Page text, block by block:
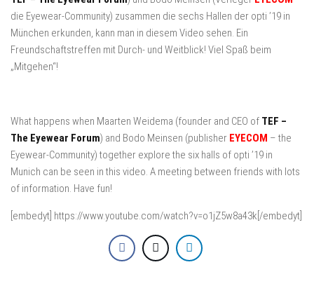
die Eyewear-Community) zusammen die sechs Hallen der opti ’19 in
München erkunden, kann man in diesem Video sehen. Ein
Freundschaftstreffen mit Durch- und Weitblick! Viel Spaß beim
„Mitgehen“!
What happens when Maarten Weidema (founder and CEO of TEF –
The Eyewear Forum) and Bodo Meinsen (publisher EYECOM – the
Eyewear-Community) together explore the six halls of opti ’19 in
Munich can be seen in this video. A meeting between friends with lots
of information. Have fun!
[embedyt] https://www.youtube.com/watch?v=o1jZ5w8a43k[/embedyt]